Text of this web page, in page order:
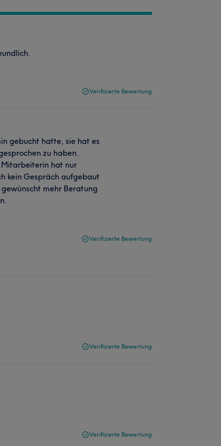
Verifizierte Bewertung
gebucht hatte, sie hat es
zu haben.
Mitarbeiterin hat nur
kein Gespräch aufgebaut
mehr Beratung
Verifizierte Bewertung
Verifizierte Bewertung
Verifizierte Bewertung